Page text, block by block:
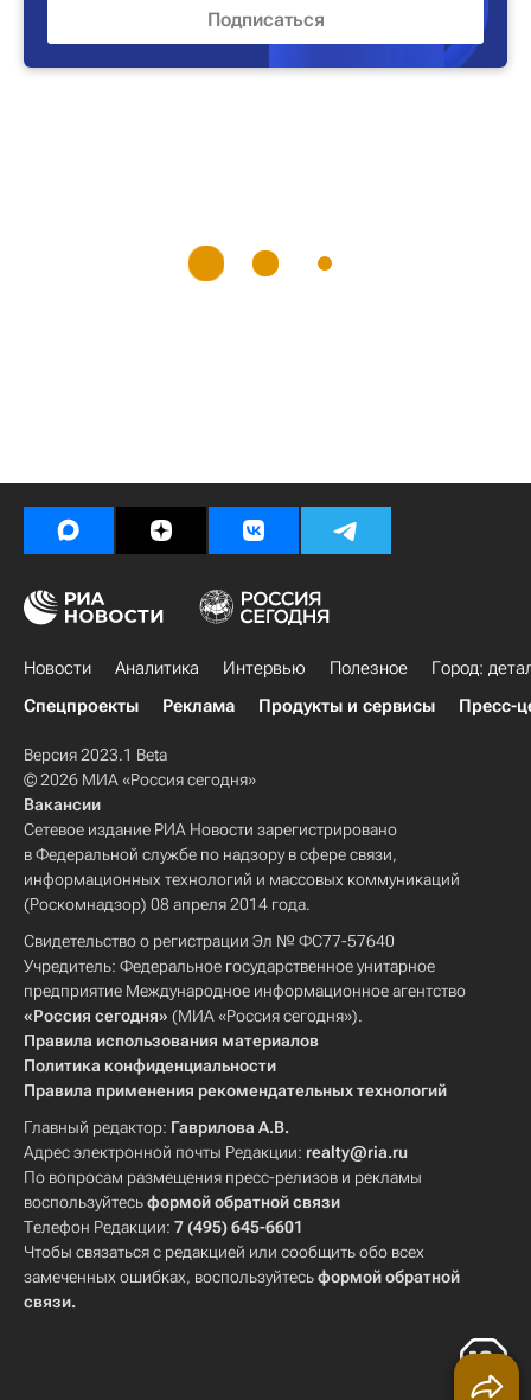
Новости Аналитика Интервью Полезное
Город:
Спецпроекты
Реклама Продукты и сервисы Пресс-
Версия 2023.1 Beta
© 2026 МИА «Россия сегодня»
Вакансии
Сетевое издание РИА Новости зарегистрировано
в Федеральной службе по надзору в сфере связи,
информационных технологий и массовых коммуникаций
(Роскомнадзор) 08 апреля 2014 года.
Свидетельство о регистрации Эл № ФС77-57640
Учредитель: Федеральное государственное унитарное
предприятие Международное информационное агентство
«Россия сегодня» (МИА «Россия сегодня»).
Правила использования материалов
Политика конфиденциальности
Правила применения рекомендательных технологий
Главный редактор: Гаврилова А.В.
Адрес электронной почты Редакции: realty@ria.ru
По вопросам размещения пресс-релизов и рекламы
воспользуйтесьформой обратной связи
Телефон Редакции: 7 (495) 645-6601
Чтобы связаться с редакцией или сообщить обо всех
замеченных ошибках, воспользуйтесьформой обратной
связи.